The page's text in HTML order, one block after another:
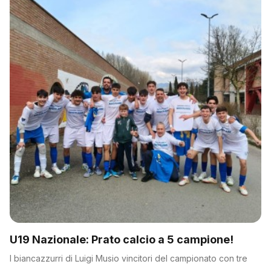
U19 Nazionale: Prato calcio a 5 campione!
I biancazzurri di Luigi Musio vincitori del campionato con tre